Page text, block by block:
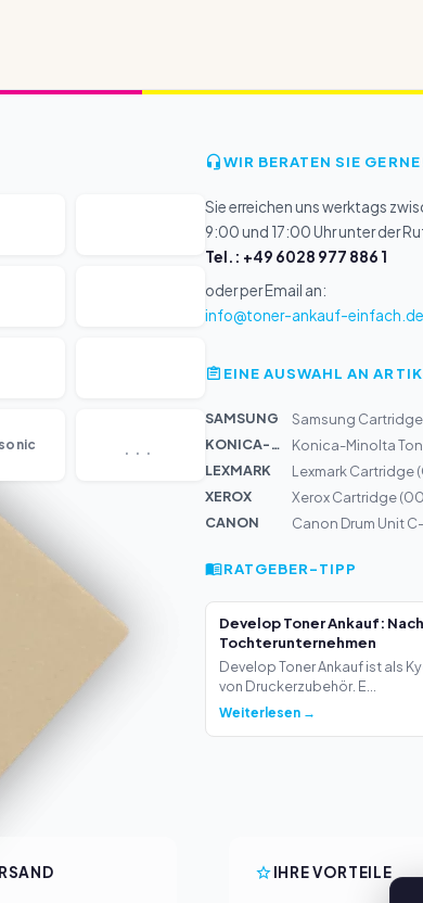
...
WIR BERATEN SIE
Sie erreichen uns werktags
9:00 und 17:00 Uhr unter der
Tel.: +49 6028 977 886 1
oder per Email an:
info@toner-ankauf-einfach.de
EINE AUSWAHL AN
SAMSUNG
Samsung Cartridge
KONICA-MIN...
Konica-Minolta
LEXMARK
Lexmark Cartridge
XEROX
Xerox Cartridge
CANON
Canon Drum Unit
RATGEBER-TIPP
Develop Toner Ankauf:
Tochterunternehmen
Develop Toner Ankauf ist als
von Druckerzubehör. E...
Weiterlesen →
IHRE VORTEILE